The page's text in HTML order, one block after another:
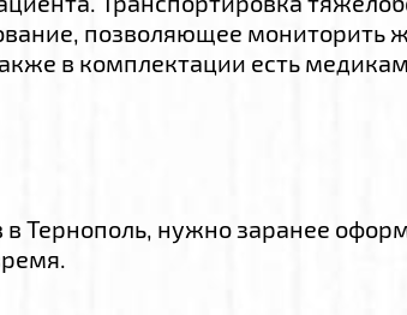
позволяющее мониторить
в комплектации есть
Тернополь, нужно заранее